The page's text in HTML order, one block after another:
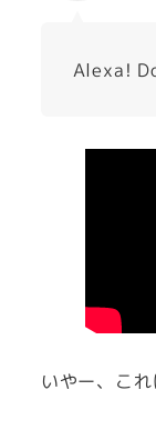
Alexa!
いやー、こ